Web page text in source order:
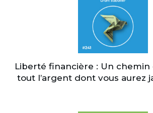
Liberté financière : Un chemin
tout l’argent dont vous aurez